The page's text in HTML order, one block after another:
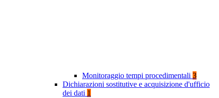
Monitoraggio tempi procedimentali 3
Dichiarazioni sostitutive e acquisizione d'ufficio
dei dati 1